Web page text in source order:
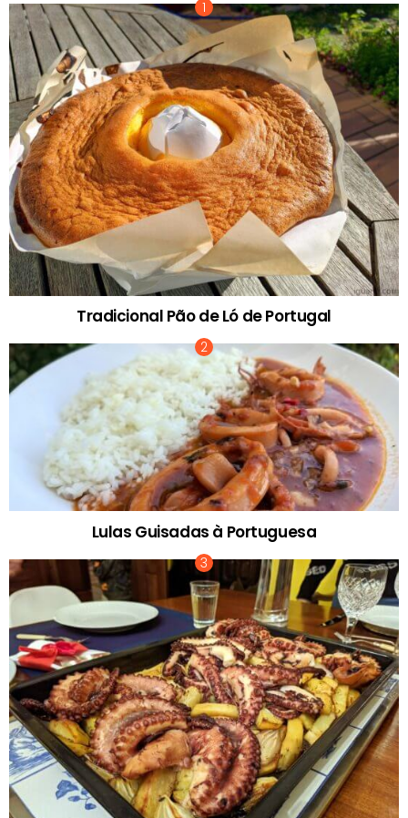
Tradicional Pão de Ló de Portugal
Lulas Guisadas à Portuguesa